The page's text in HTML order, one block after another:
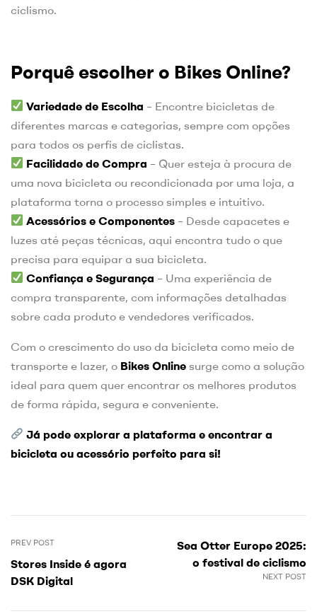
ciclismo.
Porquê escolher o Bikes Online?
Variedade de Escolha – Encontre bicicletas de
diferentes marcas e categorias, sempre com opções
para todos os perfis de ciclistas.
Facilidade de Compra – Quer esteja à procura de
uma nova bicicleta ou recondicionada por uma loja, a
plataforma torna o processo simples e intuitivo.
Acessórios e Componentes – Desde capacetes e
luzes até peças técnicas, aqui encontra tudo o que
precisa para equipar a sua bicicleta.
Confiança e Segurança – Uma experiência de
compra transparente, com informações detalhadas
sobre cada produto e vendedores verificados.
Com o crescimento do uso da bicicleta como meio de
transporte e lazer, o Bikes Online surge como a solução
ideal para quem quer encontrar os melhores produtos
de forma rápida, segura e conveniente.
Já pode explorar a plataformae encontrar a
bicicleta ou acessório perfeito para si!
PREV POST
Stores Inside é agora
DSK Digital
NEXT POST
Sea Otter Europe 2025:
o festival de ciclismo